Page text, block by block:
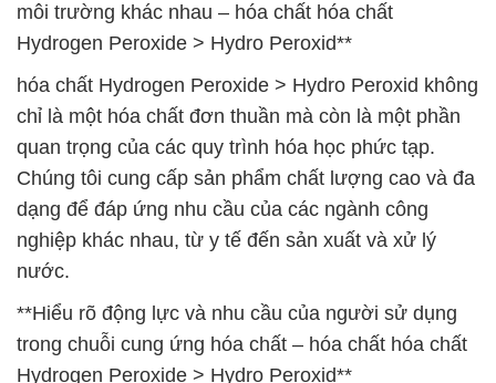
môi trường khác nhau – hóa chất hóa chất
Hydrogen Peroxide > Hydro Peroxid**
hóa chất Hydrogen Peroxide > Hydro Peroxid không
chỉ là một hóa chất đơn thuần mà còn là một phần
quan trọng của các quy trình hóa học phức tạp.
Chúng tôi cung cấp sản phẩm chất lượng cao và đa
dạng để đáp ứng nhu cầu của các ngành công
nghiệp khác nhau, từ y tế đến sản xuất và xử lý
nước.
**Hiểu rõ động lực và nhu cầu của người sử dụng
trong chuỗi cung ứng hóa chất – hóa chất hóa chất
Hydrogen Peroxide > Hydro Peroxid**